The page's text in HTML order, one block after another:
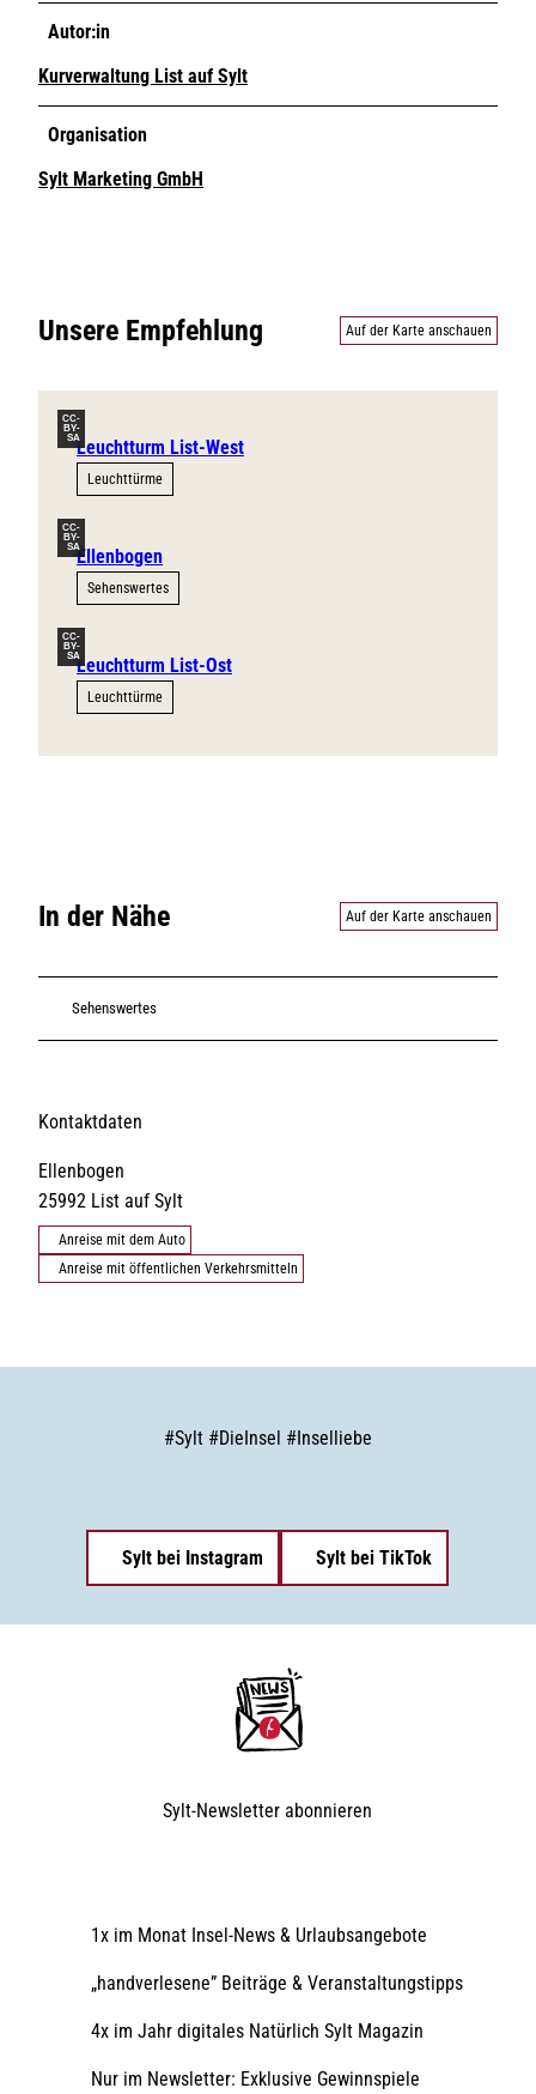
Autor:in
Kurverwaltung List auf Sylt
Organisation
Sylt Marketing GmbH
Unsere Empfehlung Auf der Karte anschauen
CC-
BY-
SALeuchtturm List-West
Leuchttürme
CC-
BY-
SAEllenbogen
Sehenswertes
CC-
BY-
SALeuchtturm List-Ost
Leuchttürme
In der Nähe Auf der Karte anschauen
Sehenswertes
Kontaktdaten
Ellenbogen
25992 List auf Sylt
Anreise mit dem Auto
Anreise mit öffentlichen Verkehrsmitteln
#Sylt #DieInsel #Inselliebe
Sylt bei Instagram Sylt bei TikTok
Sylt-Newsletter abonnieren
1x im Monat Insel-News & Urlaubsangebote
„handverlesene” Beiträge & Veranstaltungstipps
4x im Jahr digitales Natürlich Sylt Magazin
Nur im Newsletter: Exklusive Gewinnspiele